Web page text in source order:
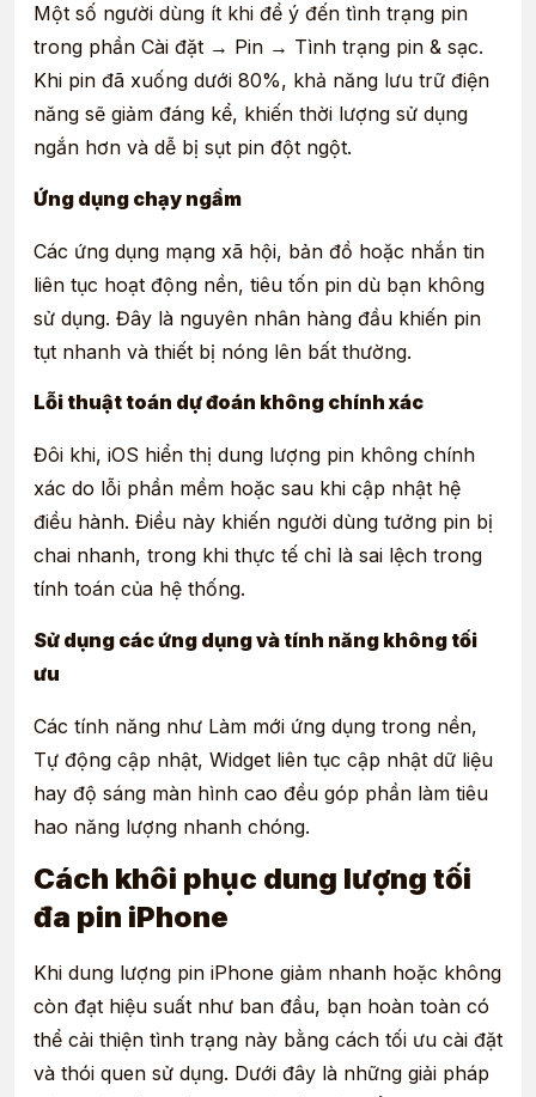
Một số người dùng ít khi để ý đến tình trạng pin
trong phần Cài đặt → Pin → Tình trạng pin & sạc.
Khi pin đã xuống dưới 80%, khả năng lưu trữ điện
năng sẽ giảm đáng kể, khiến thời lượng sử dụng
ngắn hơn và dễ bị sụt pin đột ngột.
Ứng dụng chạy ngầm
Các ứng dụng mạng xã hội, bản đồ hoặc nhắn tin
liên tục hoạt động nền, tiêu tốn pin dù bạn không
sử dụng. Đây là nguyên nhân hàng đầu khiến pin
tụt nhanh và thiết bị nóng lên bất thường.
Lỗi thuật toán dự đoán không chính xác
Đôi khi, iOS hiển thị dung lượng pin không chính
xác do lỗi phần mềm hoặc sau khi cập nhật hệ
điều hành. Điều này khiến người dùng tưởng pin bị
chai nhanh, trong khi thực tế chỉ là sai lệch trong
tính toán của hệ thống.
Sử dụng các ứng dụng và tính năng không tối
ưu
Các tính năng như Làm mới ứng dụng trong nền,
Tự động cập nhật, Widget liên tục cập nhật dữ liệu
hay độ sáng màn hình cao đều góp phần làm tiêu
hao năng lượng nhanh chóng.
Cách khôi phục dung lượng tối
đa pin iPhone
Khi dung lượng pin iPhone giảm nhanh hoặc không
còn đạt hiệu suất như ban đầu, bạn hoàn toàn có
thể cải thiện tình trạng này bằng cách tối ưu cài đặt
và thói quen sử dụng. Dưới đây là những giải pháp